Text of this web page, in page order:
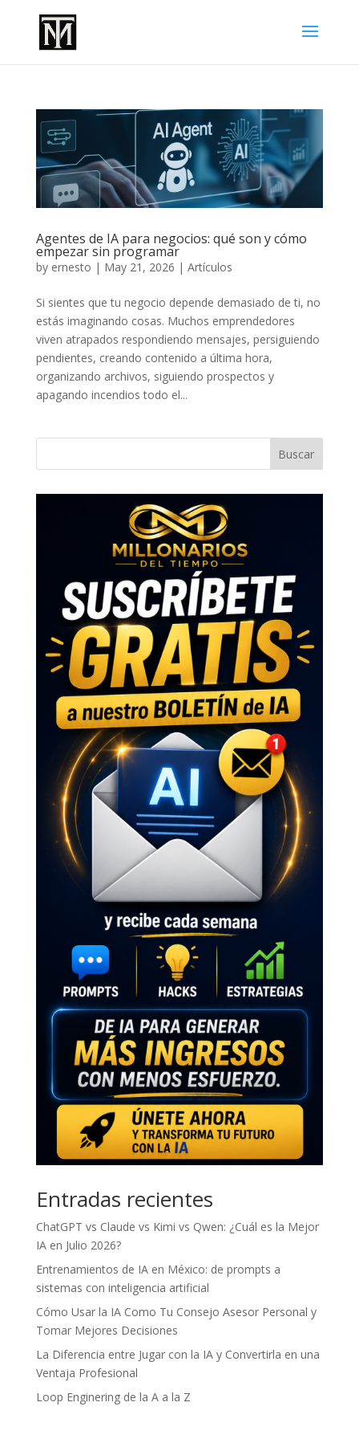
Agentes de IA para negocios: qué son y cómo
empezar sin programar
by ernesto | May 21, 2026 | Artículos
Si sientes que tu negocio depende demasiado de ti, no
estás imaginando cosas. Muchos emprendedores
viven atrapados respondiendo mensajes, persiguiendo
pendientes, creando contenido a última hora,
organizando archivos, siguiendo prospectos y
apagando incendios todo el...
Buscar
Entradas recientes
ChatGPT vs Claude vs Kimi vs Qwen: ¿Cuál es la Mejor
IA en Julio 2026?
Entrenamientos de IA en México: de prompts a
sistemas con inteligencia artificial
Cómo Usar la IA Como Tu Consejo Asesor Personal y
Tomar Mejores Decisiones
La Diferencia entre Jugar con la IA y Convertirla en una
Ventaja Profesional
Loop Enginering de la A a la Z